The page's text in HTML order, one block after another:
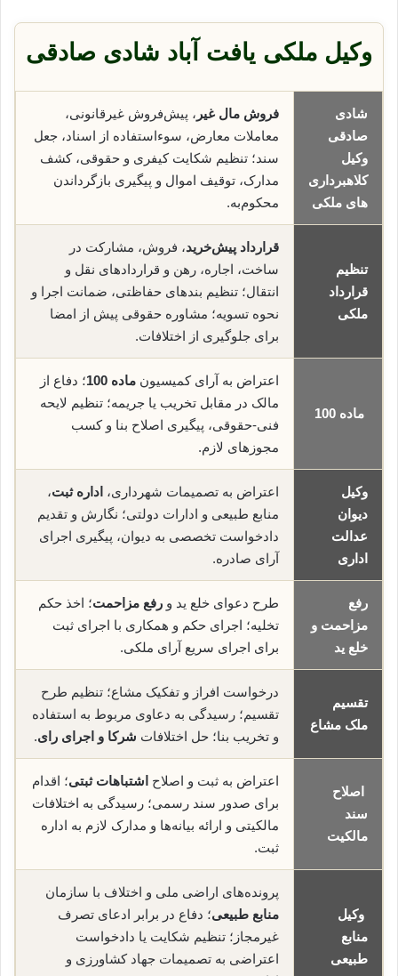
وکیل ملکی یافت آباد شادی صادقی
شادی
صادقی
وکیل
کلاهبرداری
های ملکی
فروش مال غیر ، پیش‌فروش غیرقانونی،
معاملات معارض، سوء‌استفاده از اسناد، جعل
سند؛ تنظیم شکایت کیفری و حقوقی، کشف
مدارک، توقیف اموال و پیگیری بازگرداندن
محکوم‌به.
تنظیم
قرارداد
ملکی
قرارداد پیش‌خرید، فروش، مشارکت در
ساخت، اجاره، رهن و قراردادهای نقل و
انتقال؛ تنظیم بندهای حفاظتی، ضمانت اجرا و
نحوه تسویه؛ مشاوره حقوقی پیش از امضا
برای جلوگیری از اختلافات.
ماده 100
اعتراض به آرای کمیسیون ماده 100
؛ دفاع از
مالک در مقابل تخریب یا جریمه؛ تنظیم لایحه
فنی-حقوقی، پیگیری اصلاح بنا و کسب
مجوزهای لازم.
وکیل
دیوان
عدالت
اداری
اعتراض به تصمیمات شهرداری، اداره ثبت،
منابع طبیعی و ادارات دولتی؛ نگارش و تقدیم
دادخواست تخصصی به دیوان، پیگیری اجرای
آرای صادره.
رفع
مزاحمت و
خلع ید
طرح دعوای خلع ید و رفع مزاحمت؛ اخذ حکم
تخلیه؛ اجرای حکم و همکاری با اجرای ثبت
برای اجرای سریع آرای ملکی.
تقسیم
ملک مشاع
درخواست افراز و تفکیک مشاع؛ تنظیم طرح
تقسیم؛ رسیدگی به دعاوی مربوط به استفاده
و تخریب بنا؛ حل اختلافات شرکا و اجرای رای.
اصلاح
سند
مالکیت
اعتراض به ثبت و اصلاح اشتباهات ثبتی؛ اقدام
برای صدور سند رسمی؛ رسیدگی به اختلافات
مالکیتی و ارائه بیانه‌ها و مدارک لازم به اداره
ثبت.
وکیل
منابع
طبیعی
پرونده‌های اراضی ملی و اختلاف با سازمان
منابع طبیعی؛ دفاع در برابر ادعای تصرف
غیرمجاز؛ تنظیم شکایت یا دادخواست
اعتراضی به تصمیمات جهاد کشاورزی و